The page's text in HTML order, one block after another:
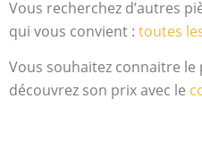
Vous recherchez d’autres
qui vous convient : toutes
Vous souhaitez connaitre le
découvrez son prix avec le